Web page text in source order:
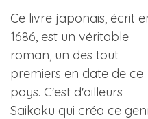
Ce livre japonais, écrit
1686, est un véritable
roman, un des tout
premiers en date de ce
pays. C'est d'ailleurs
Saikaku qui créa ce